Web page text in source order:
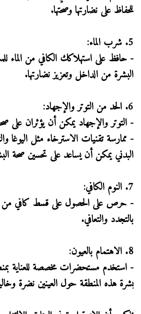
للحفاظ على نضارتها وصحتها.
5. شرب الماء:
- حافظ على استهلاكك الكافي من الماء
البشرة من الداخل وتعزيز نضارتها.
6. الحد من التوتر والإجهاد:
- التوتر والإجهاد يمكن أن يؤثران على
- ممارسة تقنيات الاسترخاء مثل اليوغا
البدني يمكن أن يساعد على تحسين صحة
7. النوم الكافي:
- حرص على الحصول على قسط كافي من
بالتجدد والتعافي.
8. الاهتمام بالعيون:
- استخدم مستحضرات مخصصة للعناية
بشرة هذه المنطقة حول العينين نضرة